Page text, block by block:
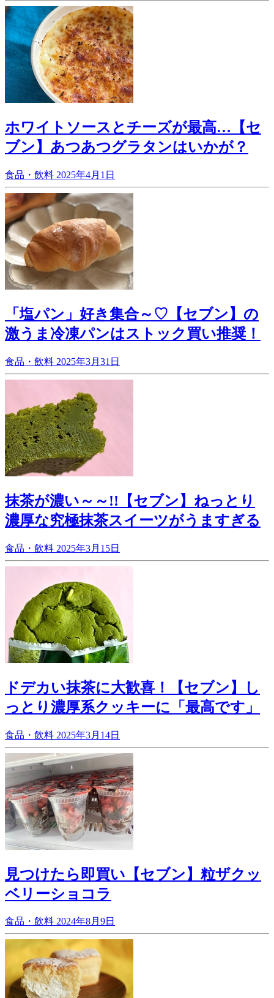
ホワイトソースとチーズが最高…【セ
ブン】あつあつグラタンはいかが？
食品・飲料 2025年4月1日
「塩パン」好き集合～♡【セブン】の
激うま冷凍パンはストック買い推奨！
食品・飲料 2025年3月31日
抹茶が濃い～～!!【セブン】ねっとり
濃厚な究極抹茶スイーツがうますぎる
食品・飲料 2025年3月15日
ドデカい抹茶に大歓喜！【セブン】し
っとり濃厚系クッキーに「最高です」
食品・飲料 2025年3月14日
見つけたら即買い【セブン】粒ザクッ
ベリーショコラ
食品・飲料 2024年8月9日